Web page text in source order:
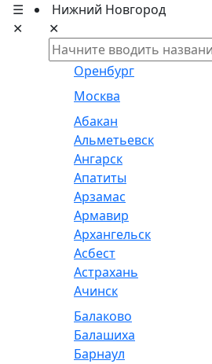
☰
✕
Нижний Новгород
✕
Оренбург
Москва
Абакан
Альметьевск
Ангарск
Апатиты
Арзамас
Армавир
Архангельск
Асбест
Астрахань
Ачинск
Балаково
Балашиха
Барнаул